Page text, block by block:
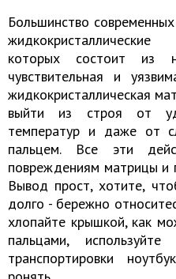
​Большинство
которых состоит из
чувствительная и
жидкокристаллическая
выйти из строя от
температур и даже от
пальцем. Все эти
повреждениям матрицы и
Вывод прост, хотите,
долго - бережно
хлопайте крышкой, как
пальцами,
транспортировки